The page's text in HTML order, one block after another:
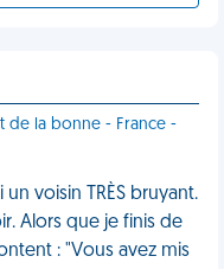
de la bonne - France -
voisin TRÈS bruyant.
Alors que je finis de
: "Vous avez mis